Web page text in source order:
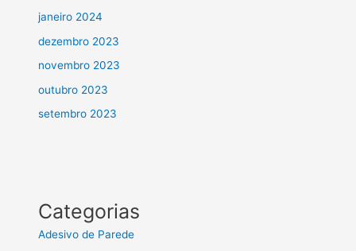
janeiro 2024
dezembro 2023
novembro 2023
outubro 2023
setembro 2023
Categorias
Adesivo de Parede